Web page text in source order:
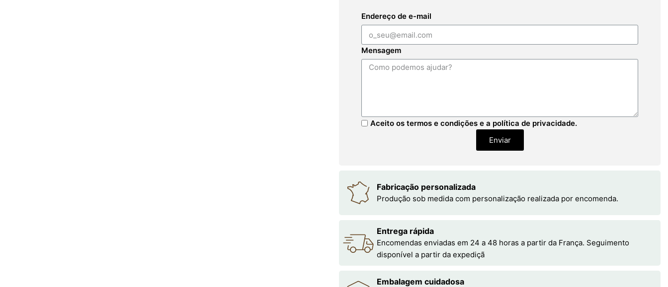
Endereço de e-mail
Mensagem
Aceito os termos e condições e a política de privacidade.
Enviar
Fabricação personalizada
Produção sob medida com personalização realizada por encomenda.
Entrega rápida
Encomendas enviadas em 24 a 48 horas a partir da França. Seguimento
disponível a partir da expediçã
Embalagem cuidadosa